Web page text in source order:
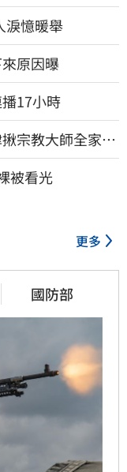
淚憶暖舉
原因曝
17小時
宗教大師全家詐
被看光
更多
國防部